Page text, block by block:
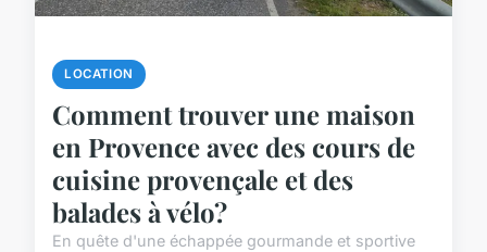
LOCATION
Comment trouver une maison
en Provence avec des cours de
cuisine provençale et des
balades à vélo?
En quête d'une échappée gourmande et sportive